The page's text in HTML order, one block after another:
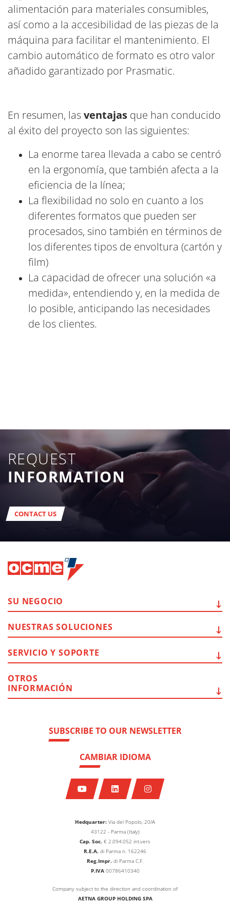
alimentación para materiales consumibles,
así como a la accesibilidad de las piezas de la
máquina para facilitar el mantenimiento. El
cambio automático de formato es otro valor
añadido garantizado por Prasmatic.
En resumen, lasventajas que han conducido
al éxito del proyecto son las siguientes:
La enorme tarea llevada a cabo se centró
en la ergonomía, que también afecta a la
eficiencia de la línea;
La flexibilidad no solo en cuanto a los
diferentes formatos que pueden ser
procesados, sino también en términos de
los diferentes tipos de envoltura (cartón y
film)
La capacidad de ofrecer una solución «a
medida», entendiendo y, en la medida de
lo posible, anticipando las necesidades
de los clientes.
REQUEST
INFORMATION
CONTACT US
Hedquarter: Via del Popolo, 20/A
43122 - Parma (Italy)
Cap. Soc. € 2.094.052 int.vers
R.E.A. di Parma n. 162246
Reg.Impr. di Parma C.F.
P.IVA00786410340
Company subject to the direction and coordination of
AETNA GROUP HOLDING SPA
SUBSCRIBE TO OUR NEWSLETTER
CAMBIAR IDIOMA
SU NEGOCIO
NUESTRAS SOLUCIONES
SERVICIO Y SOPORTE
OTROS
INFORMACIÓN